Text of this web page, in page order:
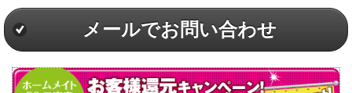
メールでお問い合わせ